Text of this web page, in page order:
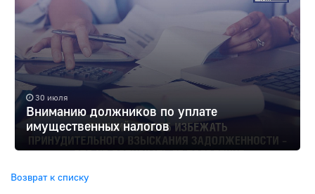
30 июля
Вниманию должников по уплате
имущественных налогов
Возврат к списку